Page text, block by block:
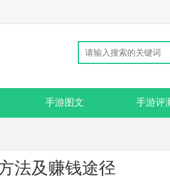
手游图文 手游评
法及赚钱途径